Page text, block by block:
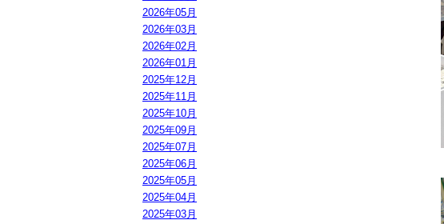
2026年05月
2026年03月
2026年02月
2026年01月
2025年12月
2025年11月
2025年10月
2025年09月
2025年07月
2025年06月
2025年05月
2025年04月
2025年03月